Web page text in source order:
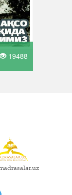
19488